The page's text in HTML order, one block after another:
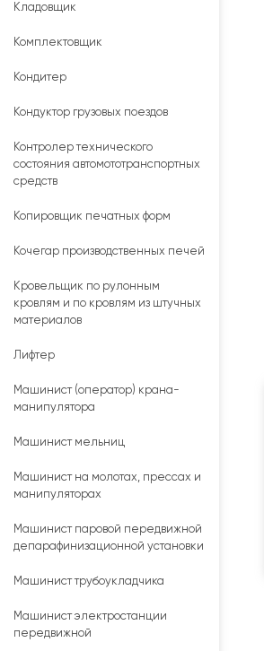
Кладовщик
Комплектовщик
Кондитер
Кондуктор грузовых поездов
Контролер технического
состояния автомототранспортных
средств
Копировщик печатных форм
Кочегар производственных печей
Кровельщик по рулонным
кровлям и по кровлям из штучных
материалов
Лифтер
Машинист (оператор) крана-
манипулятора
Машинист мельниц
Машинист на молотах, прессах и
манипуляторах
Машинист паровой передвижной
депарафинизационной установки
Машинист трубоукладчика
Машинист электростанции
передвижной